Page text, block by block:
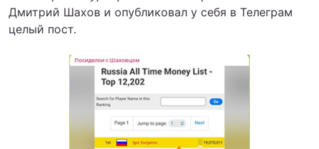
Дмитрий Шахов и опубликовал у себя в Телеграм
целый пост.